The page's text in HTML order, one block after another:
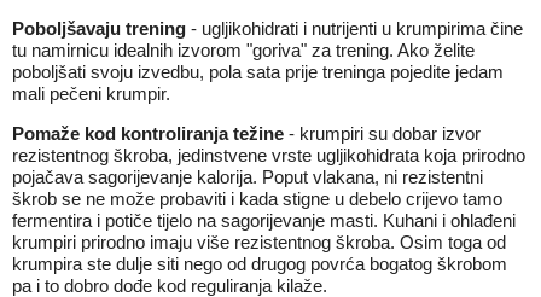
Poboljšavaju trening - ugljikohidrati i nutrijenti u krumpirima čine
tu namirnicu idealnih izvorom "goriva" za trening. Ako želite
poboljšati svoju izvedbu, pola sata prije treninga pojedite jedam
mali pečeni krumpir.
Pomaže kod kontroliranja težine - krumpiri su dobar izvor
rezistentnog škroba, jedinstvene vrste ugljikohidrata koja prirodno
pojačava sagorijevanje kalorija. Poput vlakana, ni rezistentni
škrob se ne može probaviti i kada stigne u debelo crijevo tamo
fermentira i potiče tijelo na sagorijevanje masti. Kuhani i ohlađeni
krumpiri prirodno imaju više rezistentnog škroba. Osim toga od
krumpira ste dulje siti nego od drugog povrća bogatog škrobom
pa i to dobro dođe kod reguliranja kilaže.